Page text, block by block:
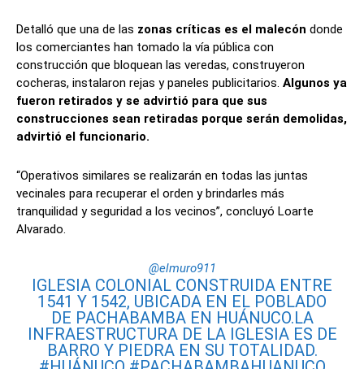
Detalló que una de las zonas críticas es el malecón donde
los comerciantes han tomado la vía pública con
construcción que bloquean las veredas, construyeron
cocheras, instalaron rejas y paneles publicitarios. Algunos ya
fueron retirados y se advirtió para que sus
construcciones sean retiradas porque serán demolidas,
advirtió el funcionario.
“Operativos similares se realizarán en todas las juntas
vecinales para recuperar el orden y brindarles más
tranquilidad y seguridad a los vecinos”, concluyó Loarte
Alvarado.
@elmuro911
IGLESIA COLONIAL CONSTRUIDA ENTRE
1541 Y 1542, UBICADA EN EL POBLADO
DE PACHABAMBA EN HUÁNUCO.LA
INFRAESTRUCTURA DE LA IGLESIA ES DE
BARRO Y PIEDRA EN SU TOTALIDAD.